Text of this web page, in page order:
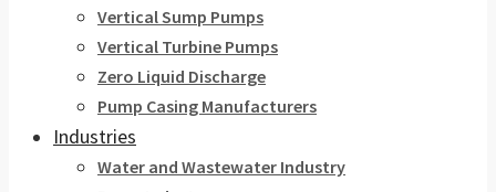
Vertical Sump Pumps
Vertical Turbine Pumps
Zero Liquid Discharge
Pump Casing Manufacturers
Industries
Water and Wastewater Industry